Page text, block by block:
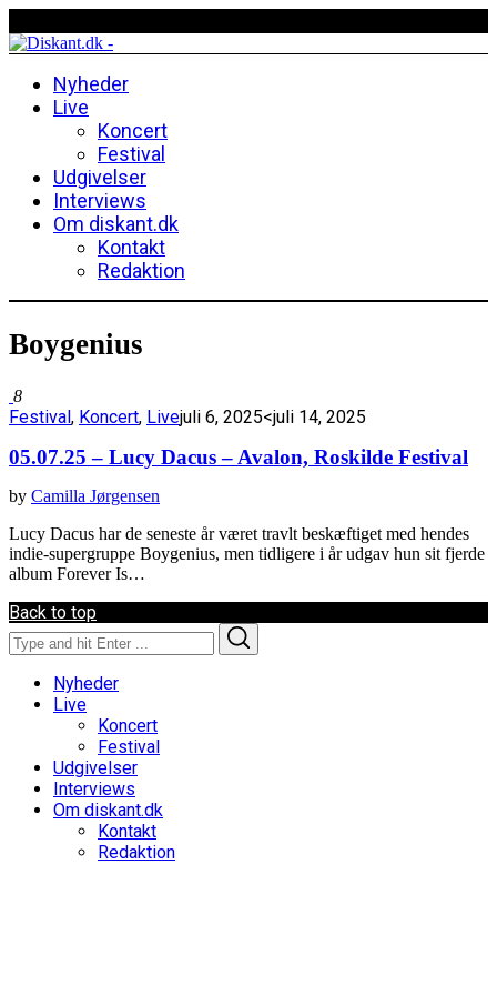
Nyheder
Live
Koncert
Festival
Udgivelser
Interviews
Om diskant.dk
Kontakt
Redaktion
Boygenius
8
Festival, Koncert, Livejuli 6, 2025<juli 14, 2025
05.07.25 – Lucy Dacus – Avalon, Roskilde Festival
by Camilla Jørgensen
Lucy Dacus har de seneste år været travlt beskæftiget med hendes
indie-supergruppe Boygenius, men tidligere i år udgav hun sit fjerde
album Forever Is…
Back to top
Search
for:
Nyheder
Live
Koncert
Festival
Udgivelser
Interviews
Om diskant.dk
Kontakt
Redaktion